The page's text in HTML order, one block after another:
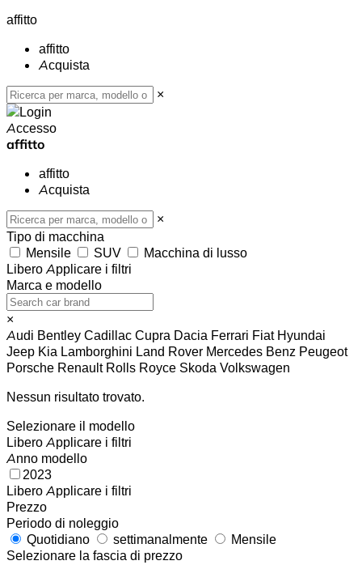
affitto
affitto
Acquista
×
Accesso
affitto
affitto
Acquista
×
Tipo di macchina
Mensile
SUV
Macchina di lusso
Libero Applicare i filtri
Marca e modello
×
Audi Bentley Cadillac Cupra Dacia Ferrari Fiat Hyundai
Jeep Kia Lamborghini Land Rover Mercedes Benz Peugeot
Porsche Renault Rolls Royce Skoda Volkswagen
Nessun risultato trovato.
Selezionare il modello
Libero Applicare i filtri
Anno modello
2023
Libero Applicare i filtri
Prezzo
Periodo di noleggio
Quotidiano
settimanalmente
Mensile
Selezionare la fascia di prezzo